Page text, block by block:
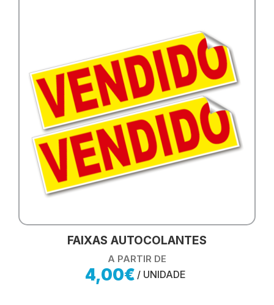
FAIXAS AUTOCOLANTES
A PARTIR DE
4,00€ / UNIDADE